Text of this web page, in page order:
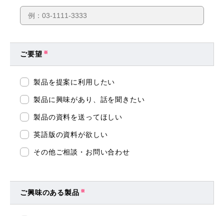
ご要望 ※
製品を提案に利用したい
製品に興味があり、話を聞きたい
製品の資料を送ってほしい
英語版の資料が欲しい
その他ご相談・お問い合わせ
ご興味のある製品 ※